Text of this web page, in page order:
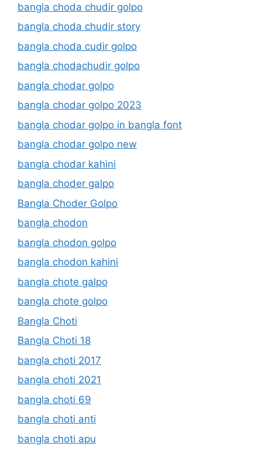
bangla choda chudir golpo
bangla choda chudir story
bangla choda cudir golpo
bangla chodachudir golpo
bangla chodar golpo
bangla chodar golpo 2023
bangla chodar golpo in bangla font
bangla chodar golpo new
bangla chodar kahini
bangla choder galpo
Bangla Choder Golpo
bangla chodon
bangla chodon golpo
bangla chodon kahini
bangla chote galpo
bangla chote golpo
Bangla Choti
Bangla Choti 18
bangla choti 2017
bangla choti 2021
bangla choti 69
bangla choti anti
bangla choti apu